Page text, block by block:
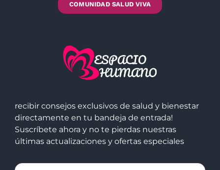
COMUNIDAD SALUD VIVA
recibir consejos exclusivos de salud y bienestar
directamente en tu bandeja de entrada!
Suscríbete ahora y no te pierdas nuestras
últimas actualizaciones y ofertas especiales